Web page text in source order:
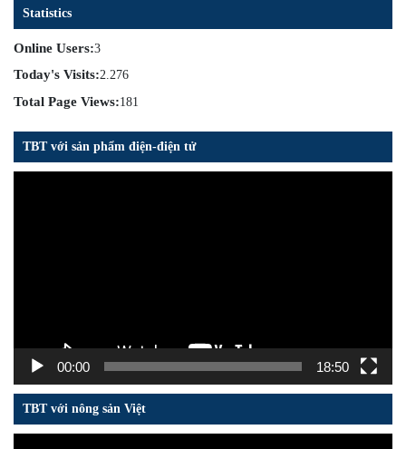
Statistics
Online Users:3
Today's Visits:2.276
Total Page Views:181
TBT với sản phẩm điện-điện tử
00:00 18:50
TBT với nông sản Việt